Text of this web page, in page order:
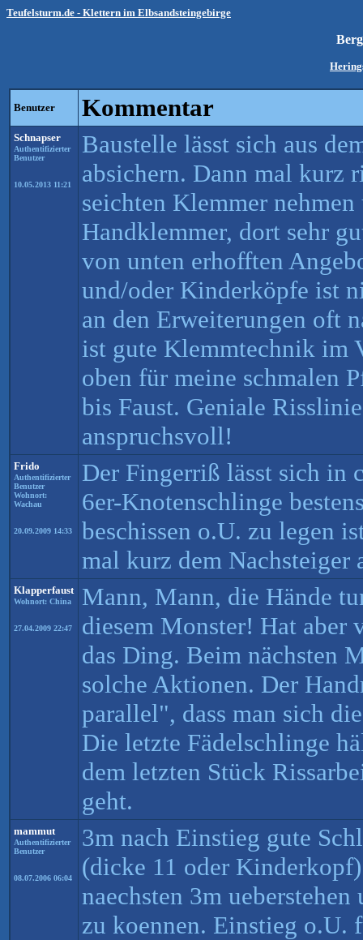
Teufelsturm.de - Klettern im Elbsandsteingebirge
Benutzer Kommentar
Schnapser
Authentifizierter
Benutzer
10.05.2013 11:21
Baustelle lässt sich aus
absichern. Dann mal kurz
seichten Klemmer
Handklemmer, dort sehr
von unten erhofften
und/oder Kinderköpfe ist
an den Erweiterungen oft
ist gute Klemmtechnik im
oben für meine schmalen
bis Faust. Geniale
anspruchsvoll!
Frido
Authentifizierter
Benutzer
Wohnort:
Wachau
20.09.2009 14:33
Der Fingerriß lässt sich in
6er-Knotenschlinge
beschissen o.U. zu legen
mal kurz dem Nachsteiger
Klapperfaust
Wohnort: China
27.04.2009 22:47
Mann, Mann, die Hände
diesem Monster! Hat aber
das Ding. Beim nächsten
solche Aktionen. Der
parallel", dass man sich
Die letzte Fädelschlinge
dem letzten Stück
geht.
mammut
Authentifizierter
Benutzer
08.07.2006 06:04
3m nach Einstieg gute
(dicke 11 oder
naechsten 3m
zu koennen. Einstieg o.U.